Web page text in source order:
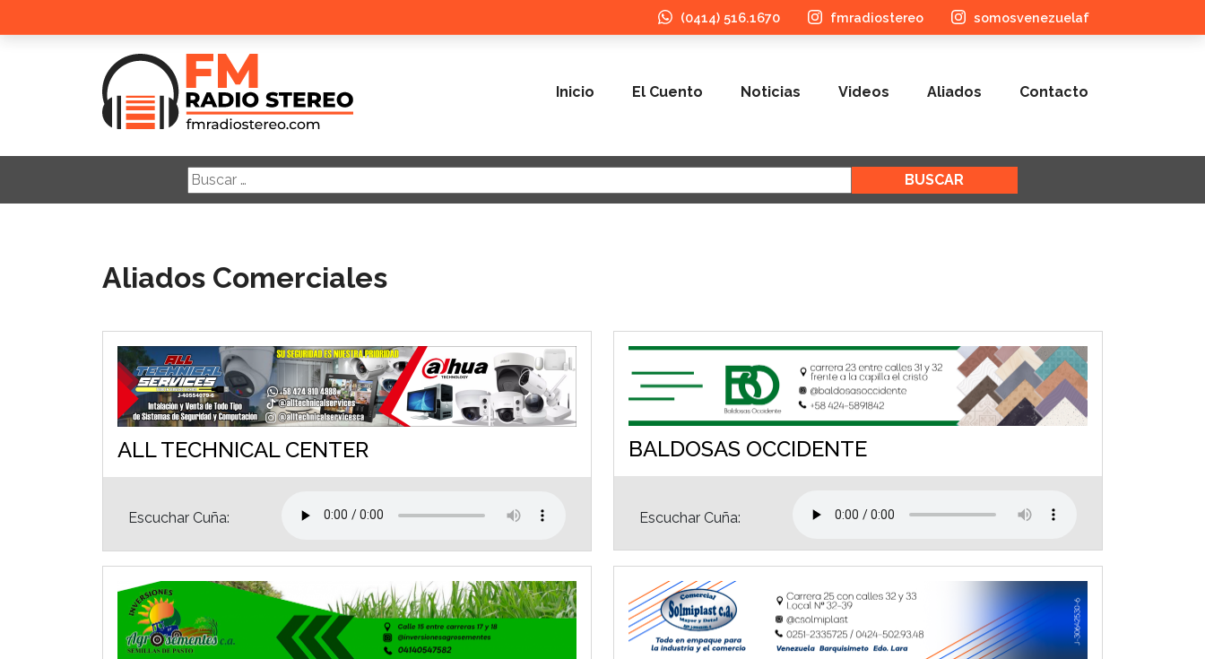
(0414) 516.1670 fmradiostereo somosvenezuelaf
Inicio El Cuento Noticias Videos Aliados Contacto
Buscar:
Aliados Comerciales
ALL TECHNICAL CENTER
Escuchar Cuña:
BALDOSAS OCCIDENTE
Escuchar Cuña: